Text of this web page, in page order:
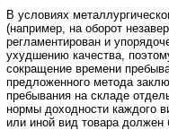
В условиях
(например, на оборот
регламентирован и
ухудшению качества,
сокращение времени
предложенного метода
пребывания на складе
нормы доходности каждого
или иной вид товара должен